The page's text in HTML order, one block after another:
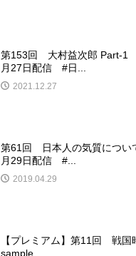
第153回 大村益次郎 Part-1
月27日配信 #日...
2021.12.27
第61回 日本人の気質につ
月29日配信 #...
2019.04.29
【プレミアム】第11回 戦
sample